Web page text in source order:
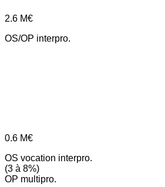
2.6 M€
OS/OP interpro.
0.6 M€
OS vocation interpro.
(3 à 8%)
OP multipro.